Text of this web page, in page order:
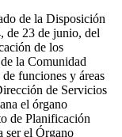
de la Disposición
de 23 de junio, del
de los
la Comunidad
funciones y áreas
de Servicios
el órgano
de Planificación
ser el Órgano